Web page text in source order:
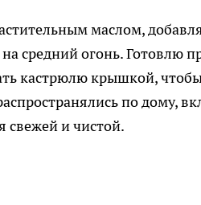
маслом,
средний огонь. Готовлю
кастрюлю крышкой, чтобы
по
свежей и чистой.